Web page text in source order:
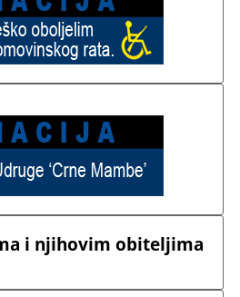
i njihovim obiteljima